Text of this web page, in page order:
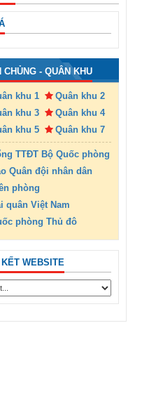
CHỦNG - QUÂN KHU
khu 1
Quân khu 2
khu 3
Quân khu 4
khu 5
Quân khu 7
TTĐT Bộ Quốc phòng
Quân đội nhân dân
phòng
quân Việt Nam
phòng Thủ đô
WEBSITE